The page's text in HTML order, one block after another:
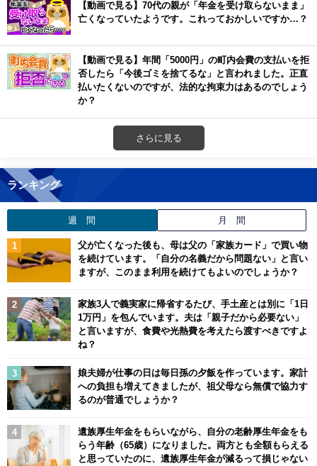
【動画で見る】70代の親が「年金を受け取らないまま」
亡くなっていたようです。これっておかしいですか…？
【動画で見る】年間「5000円」の町内会費の支払いを拒
否したら「今後ゴミを捨てるな」と言われました。正直
払いたくないのですが、法的な拘束力はあるのでしょう
か？
さらに見る
ランキング
週 間 月 間
父が亡くなった後も、母は父の「家族カード」で買い物
を続けています。「自分の名義だから問題ない」と言い
ますが、このまま利用を続けてもよいのでしょうか？
家族3人で義実家に帰省するたび、手土産とは別に「1日
1万円」を包んでいます。夫は「親子だから必要ない」
と言いますが、食費や光熱費を考えたら渡すべきですよ
ね？
娘夫婦が仕事の日は毎日孫の夕飯を作っています。家計
への負担も増えてきましたが、祖父母なら無償で協力す
るのが普通でしょうか？
遺族厚生年金をもらいながら、自分の老齢厚生年金をも
らう年齢（65歳）になりました。両方とも全額もらえる
と思っていたのに、遺族厚生年金が減るって損じゃない